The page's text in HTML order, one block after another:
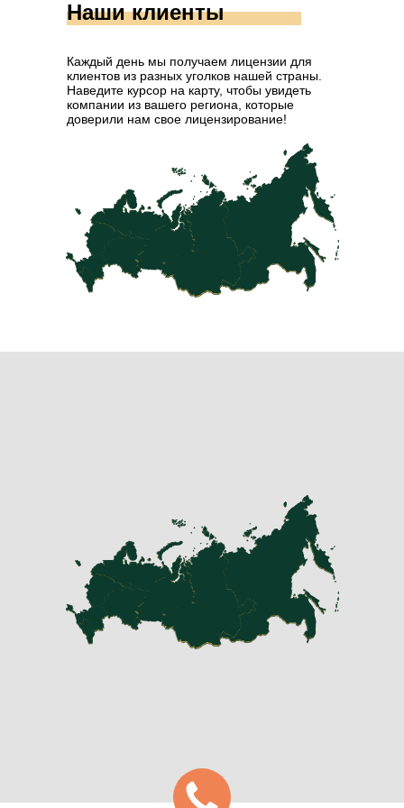
Наши клиенты
Каждый день мы получаем лицензии для
клиентов из разных уголков нашей страны.
Наведите курсор на карту, чтобы увидеть
компании из вашего региона, которые
доверили нам свое лицензирование!